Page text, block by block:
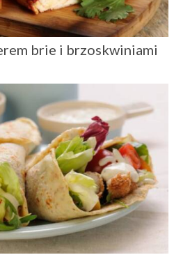
brie i brzoskwiniami